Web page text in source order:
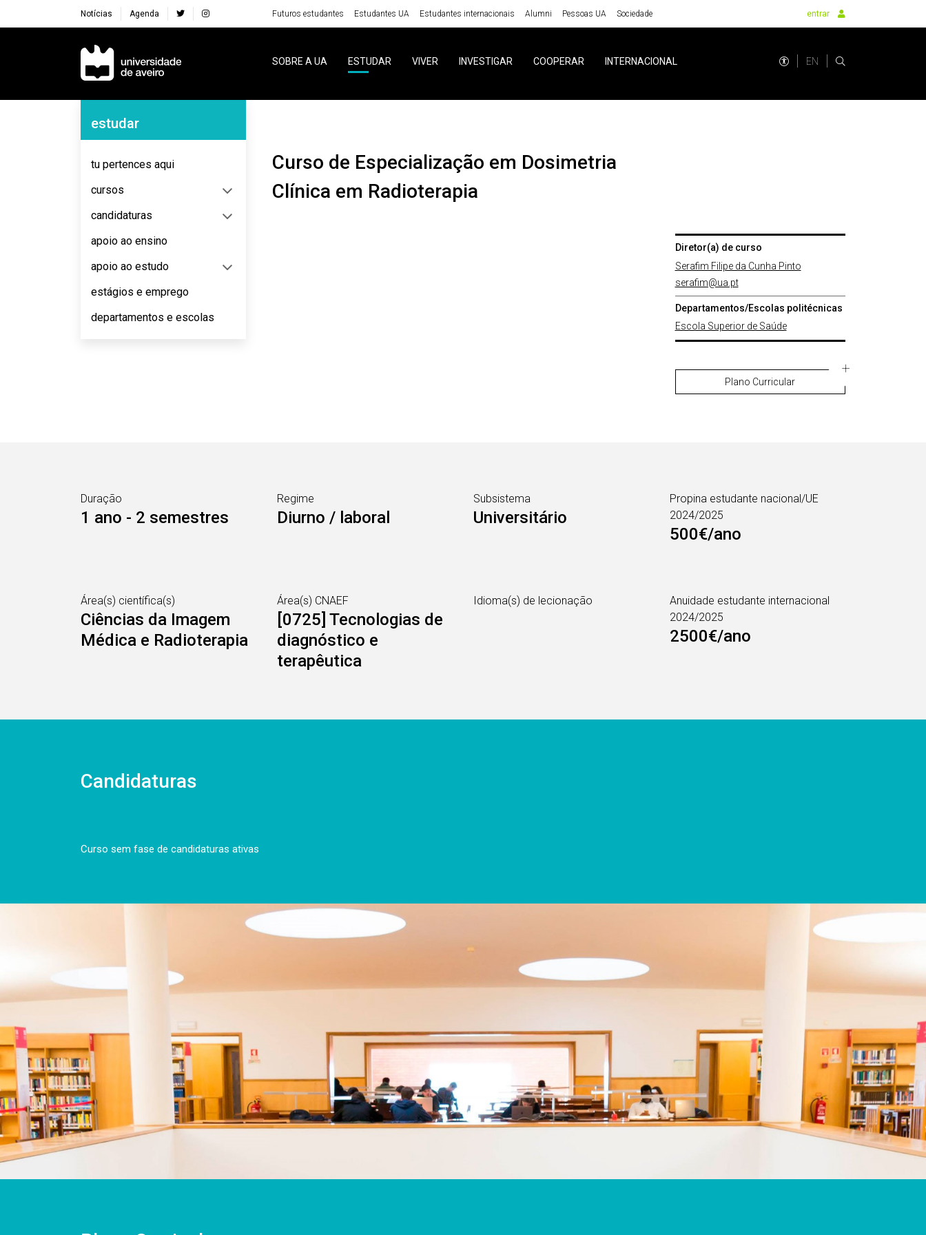
Notícias Agenda Futuros estudantes Estudantes UA Estudantes internacionais Alumni Pessoas UA Sociedade entrar
Navegação Principal
SOBRE A UA ESTUDAR VIVER INVESTIGAR COOPERAR INTERNACIONAL EN
Navegação Lateral
estudar
tu pertences aqui
cursos
candidaturas
apoio ao ensino
apoio ao estudo
estágios e emprego
departamentos e escolas
Curso de Especialização em Dosimetria
Clínica em Radioterapia
Diretor(a) de curso
Serafim Filipe da Cunha Pinto
serafim@ua.pt
Departamentos/Escolas politécnicas
Escola Superior de Saúde
Plano Curricular
Duração
1 ano - 2 semestres
Regime
Diurno / laboral
Subsistema
Universitário
Propina estudante nacional/UE
2024/2025
500€/ano
Área(s) científica(s)
Ciências da Imagem
Médica e Radioterapia
Área(s) CNAEF
[0725] Tecnologias de
diagnóstico e
terapêutica
Idioma(s) de lecionação
Anuidade estudante internacional
2024/2025
2500€/ano
Candidaturas
Curso sem fase de candidaturas ativas